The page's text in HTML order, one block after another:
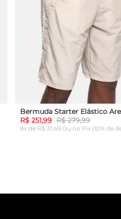
Bermuda Starter Elástico
R$ 251,99 R$ 279,99
8x de R$ 31,49 Ou no Pix (10% de